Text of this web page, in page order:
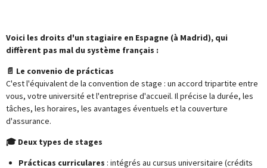
Voici les droits d'un stagiaire en Espagne (à Madrid), qui
diffèrent pas mal du système français :
📄 Le convenio de prácticas
C'est l'équivalent de la convention de stage : un accord tripartite entre
vous, votre université et l'entreprise d'accueil. Il précise la durée, les
tâches, les horaires, les avantages éventuels et la couverture
d'assurance.
🎓 Deux types de stages
Prácticas curriculares : intégrés au cursus universitaire (crédits